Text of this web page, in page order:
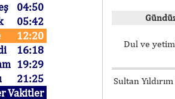
04:50
05:42
12:20
16:18
19:29
21:25
Vakitler
Dul ve
Sultan